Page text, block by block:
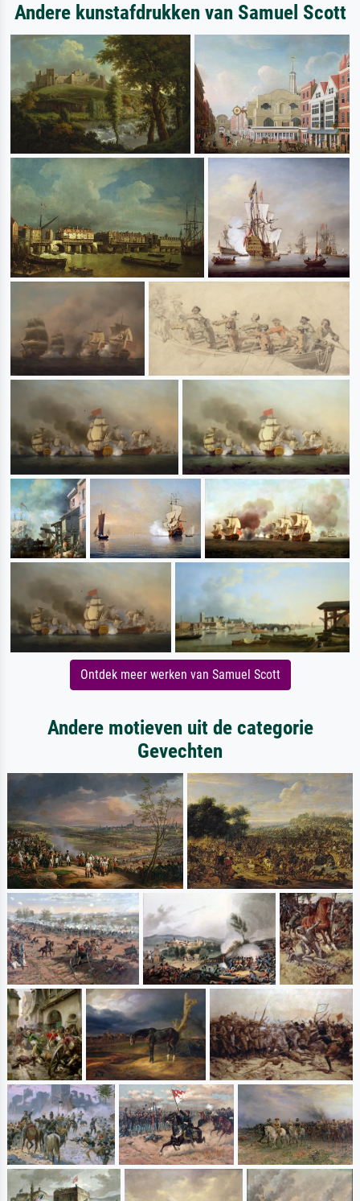
Andere kunstafdrukken van Samuel Scott
Ontdek meer werken van Samuel Scott
Andere motieven uit de categorie
Gevechten